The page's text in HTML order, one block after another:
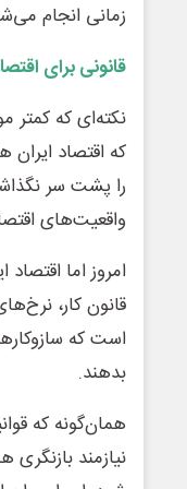
زمانی انجام
قانونی برای
نکته‌ای که کمتر
که اقتصاد
را پشت سر
واقعیت‌های
امروز اما
قانون کار،
است که
بدهند.
همان‌گونه که
نیازمند بازنگری